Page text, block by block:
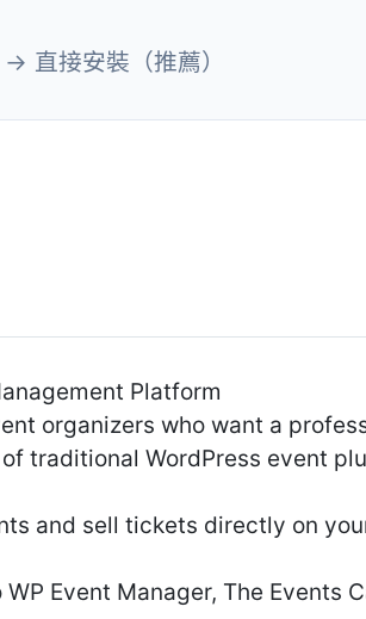
→ 直接安裝（推薦）
Platform
organizers who want a
traditional WordPress event
and sell tickets directly on
Event Manager, The Events